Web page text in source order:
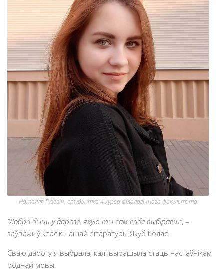
Наталля Гузевіч, студэнтка 4 курса філалагічнага факультэта
“Добра быць у дарозе, якую ты сам сабе выбіраеш”, –
заўважыў класік нашай літаратуры Якуб Колас.
Сваю дарогу я выбрала, калі вырашыла стаць настаўнікам
роднай мовы.